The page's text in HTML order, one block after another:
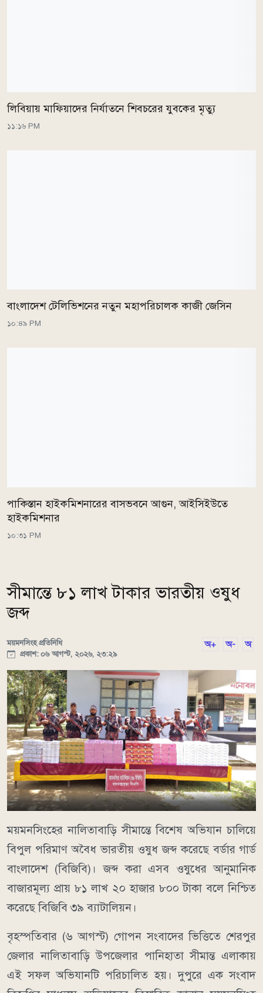
লিবিয়ায় মাফিয়াদের নির্যাতনে শিবচরের যুবকের মৃত্যু
১১:১৬ PM
বাংলাদেশ টেলিভিশনের নতুন মহাপরিচালক কাজী জেসিন
১০:৪৯ PM
পাকিস্তান হাইকমিশনারের বাসভবনে আগুন, আইসিইউতে
হাইকমিশনার
১০:৩১ PM
সীমান্তে ৮১ লাখ টাকার ভারতীয় ওষুধ
জব্দ
ময়মনসিংহ প্রতিনিধি
প্রকাশ: ০৬ আগস্ট, ২০২৬, ২৩:২৯
অ+ অ- অ
ময়মনসিংহের নালিতাবাড়ি সীমান্তে বিশেষ অভিযান চালিয়ে
বিপুল পরিমাণ অবৈধ ভারতীয় ওষুধ জব্দ করেছে বর্ডার গার্ড
বাংলাদেশ (বিজিবি)। জব্দ করা এসব ওষুধের আনুমানিক
বাজারমূল্য প্রায় ৮১ লাখ ২০ হাজার ৮০০ টাকা বলে নিশ্চিত
করেছে বিজিবি ৩৯ ব্যাটালিয়ন।
বৃহস্পতিবার (৬ আগস্ট) গোপন সংবাদের ভিত্তিতে শেরপুর
জেলার নালিতাবাড়ি উপজেলার পানিহাতা সীমান্ত এলাকায়
এই সফল অভিযানটি পরিচালিত হয়। দুপুরে এক সংবাদ